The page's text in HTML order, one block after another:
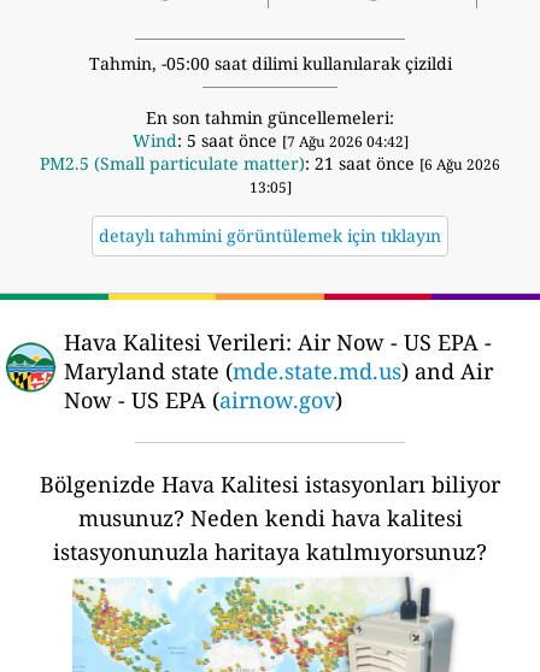
Tahmin, -05:00 saat dilimi kullanılarak çizildi
En son tahmin güncellemeleri:
Wind: 5 saat önce [7 Ağu 2026 04:42]
PM2.5 (Small particulate matter): 21 saat önce [6 Ağu 2026
13:05]
detaylı tahmini görüntülemek için tıklayın
Hava Kalitesi Verileri: Air Now - US EPA -
Maryland state (mde.state.md.us) and Air
Now - US EPA (airnow.gov)
Bölgenizde Hava Kalitesi istasyonları biliyor
musunuz? Neden kendi hava kalitesi
istasyonunuzla haritaya katılmıyorsunuz?